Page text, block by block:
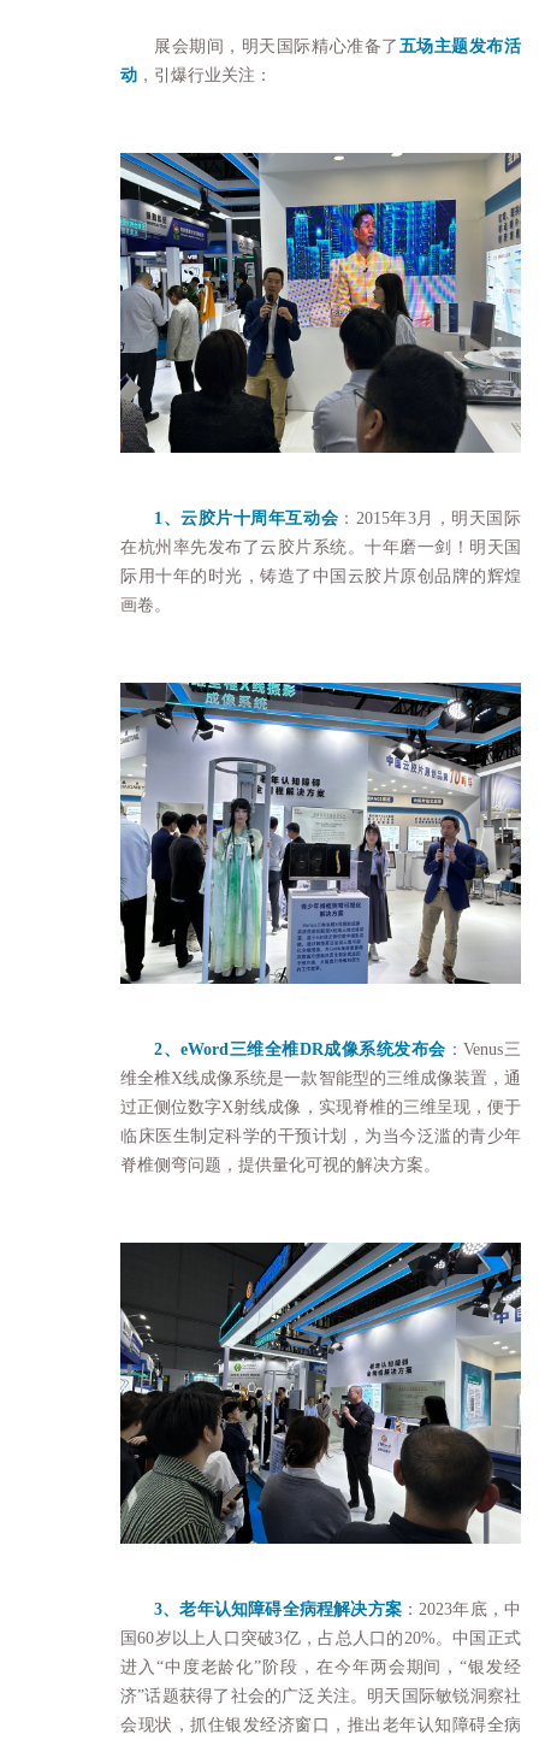
展会期间，明天国际精心准备了 五场主题发布活
动 ，引爆行业关注：
1、云胶片十周年互动会 ：2015年3月，明天国际
在杭州率先发布了云胶片系统。十年磨一剑！明天国
际用十年的时光，铸造了中国云胶片原创品牌的辉煌
画卷。
2、eWord三维全椎DR成像系统发布会 ：Venus三
维全椎X线成像系统是一款智能型的三维成像装置，通
过正侧位数字X射线成像 ，实现脊椎的三维呈现，便于
临床医生制定科学的干预计划，为当今泛滥的青少年
脊椎侧弯问题，提供量化可视的解决方案。
3、老年认知障碍全病程解决方案 ：2023年底，中
国60岁以上人口突破3亿，占总人口的20%。中国正式
进入“中度老龄化”阶段，在今年两会期间，“银发经
济”话题获得了社会的广泛关注。明天国际敏锐洞察社
会现状，抓住银发经济窗口，推出老年认知障碍全病